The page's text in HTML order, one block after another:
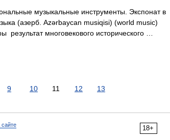
музыкальные инструменты. Экспонат в
(азерб. Azərbaycan musiqisi) (world music)
результат многовекового исторического …
9 10 11 12 13
18+